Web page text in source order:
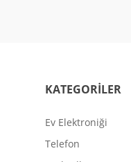
KATEGORİLER
Ev Elektroniği
Telefon